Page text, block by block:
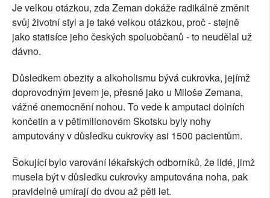
Je velkou otázkou, zda Zeman dokáže radikálně změnit
svůj životní styl a je také velkou otázkou, proč - stejně
jako statisíce jeho českých spoluobčanů - to neudělal už
dávno.
Důsledkem obezity a alkoholismu bývá cukrovka, jejímž
doprovodným jevem je, přesně jako u Miloše Zemana,
vážné onemocnění nohou. To vede k amputaci dolních
končetin a v pětimilionovém Skotsku byly nohy
amputovány v důsledku cukrovky asi 1500 pacientům.
Šokující bylo varování lékařských odborníků, že lidé, jimž
musela být v důsledku cukrovky amputována noha, pak
pravidelně umírají do dvou až pěti let.